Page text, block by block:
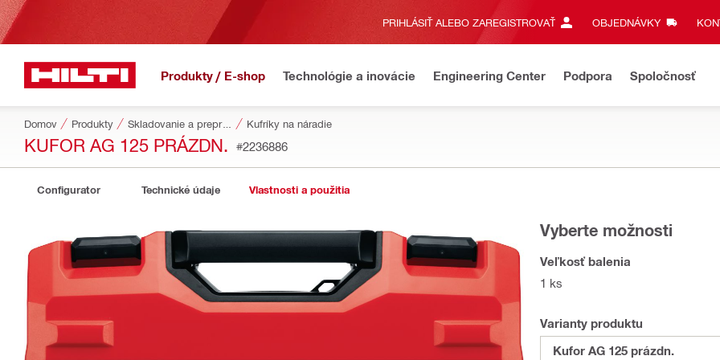
PRIHLÁSIŤ ALEBO ZAREGISTROVAŤ OBJEDNÁVKY
Produkty / E-shop Technológie a inovácie Engineering Center Podpora Spoločnosť
Domov Produkty Skladovanie a preprava náradia Kufríky na náradie
KUFOR AG 125 PRÁZDN. #2236886
Configurator Technické údaje Vlastnosti a použitia
Vyberte možnosti
Veľkosť balenia
1 ks
Varianty produktu
Kufor AG 125 prázdn.